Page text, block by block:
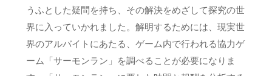
うふとした疑問を持ち、その解決をめざして探究の世
界に入っていかれました。解明するためには、現実世
界のアルバイトにあたる、ゲーム内で行われる協力ゲ
ーム「サーモンラン」を調べることが必要になりま